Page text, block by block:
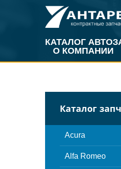
КАТАЛОГ
О КОМПАНИИ
Каталог
Acura
Alfa Romeo